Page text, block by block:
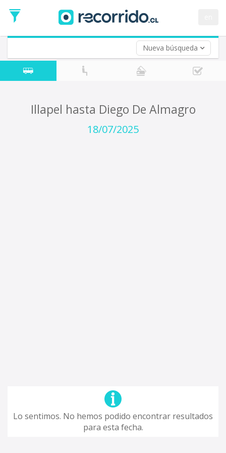
Nueva búsqueda
de
Ida
Vuelta (opcional)
Fecha
de
Illapel hasta Diego De Almagro
18/07/2025
Lo sentimos. No hemos podido encontrar resultados
para esta fecha.